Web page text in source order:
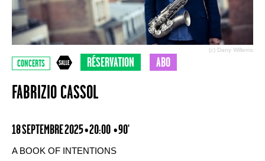
(c) Dany Willems
CONCERTS RÉSERVATION ABO
FABRIZIO CASSOL
18 SEPTEMBRE 2025 • 20:00 • 90'
A BOOK OF INTENTIONS